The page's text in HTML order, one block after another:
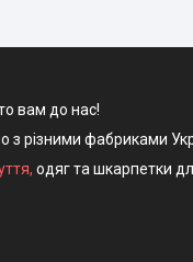
вам до нас!
з різними фабриками
, одяг та шкарпетки для